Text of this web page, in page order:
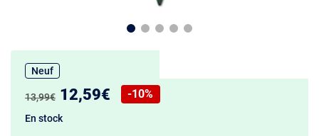
Neuf
Ancien prix :
13,99€ Nouveau prix :
12,59€
Réduction de :
-10%
En stock